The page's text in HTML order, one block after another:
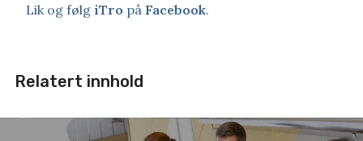
Lik og følg iTro på Facebook.
Relatert innhold